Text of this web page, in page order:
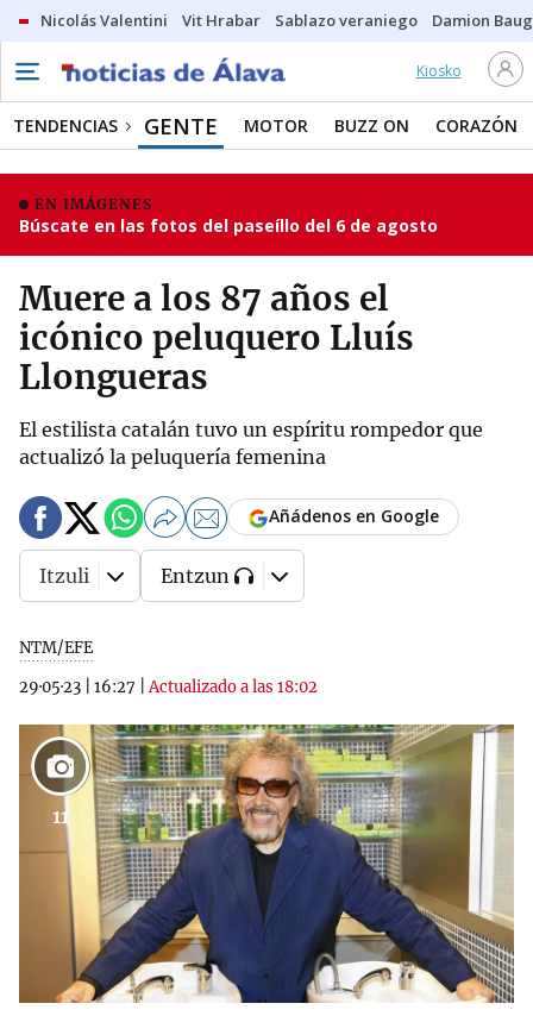
Nicolás Valentini Vit Hrabar Sablazo veraniego Damion
Kiosko
TENDENCIAS GENTE MOTOR BUZZ ON CORAZÓN
EN IMÁGENES
Búscate en las fotos del paseíllo del 6 de agosto
Muere a los 87 años el
icónico peluquero Lluís
Llongueras
El estilista catalán tuvo un espíritu rompedor que
actualizó la peluquería femenina
NTM/EFE
29·05·23
16:27 |Actualizado a las 18:02
Añádenos en Google
Itzuli Entzun
11